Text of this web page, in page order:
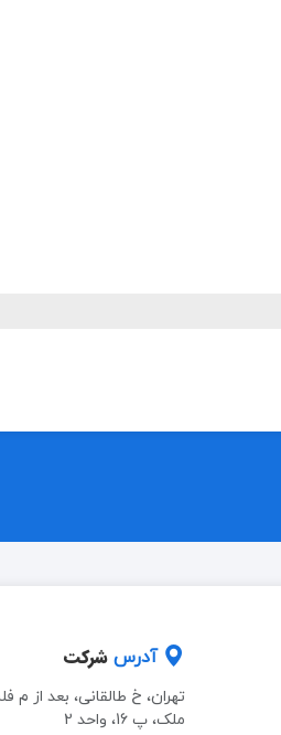
آدرس شرکت
تهران، خ طالقانی، بعد از
ملک، پ 16، واحد 2